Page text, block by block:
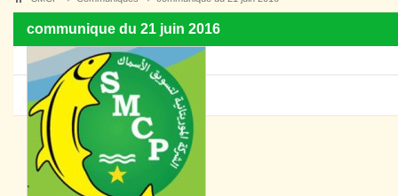
communique du 21 juin 2016